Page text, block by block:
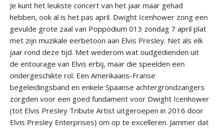
Je kunt het leukste concert van het jaar maar gehad
hebben, ook al is het pas april. Dwight Icenhower zong een
gevulde grote zaal van Poppodium 013 zondag 7 april plat
met zijn muzikale eerbetoon aan Elvis Presley. Net als elk
jaar rond deze tijd. Met wederom wat oudgedienden uit
de entourage van Elvis erbij, maar die speelden een
ondergeschikte rol. Een Amerikaans-Franse
begeleidingsband en enkele Spaanse achtergrondzangers
zorgden voor een goed fundament voor Dwight Icenhower
(tot Elvis Presley Tribute Artist uitgeroepen in 2016 door
Elvis Presley Enterprises) om op te excelleren. Jammer dat